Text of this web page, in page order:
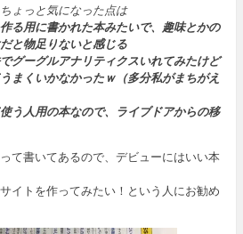
ょっと気になった点は
る用に書かれた本みたいで、趣味とかの
と物足りないと感じる
グーグルアナリティクスいれてみたけど
まくいかなかったｗ（多分私がまちがえ
う人用の本なので、ライブドアからの移
て書いてあるので、デビューにはいい本
イトを作ってみたい！という人にお勧め